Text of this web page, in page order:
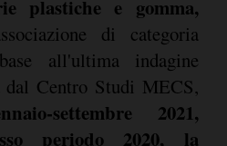
plastiche e gomma,
di categoria
all'ultima indagine
dal Centro Studi MECS,
settembre 2021,
periodo 2020, la